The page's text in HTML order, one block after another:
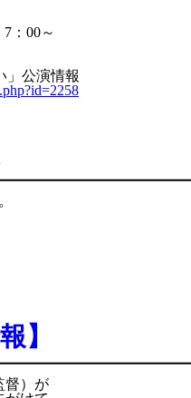
：00～
」公演情報
】
督）が